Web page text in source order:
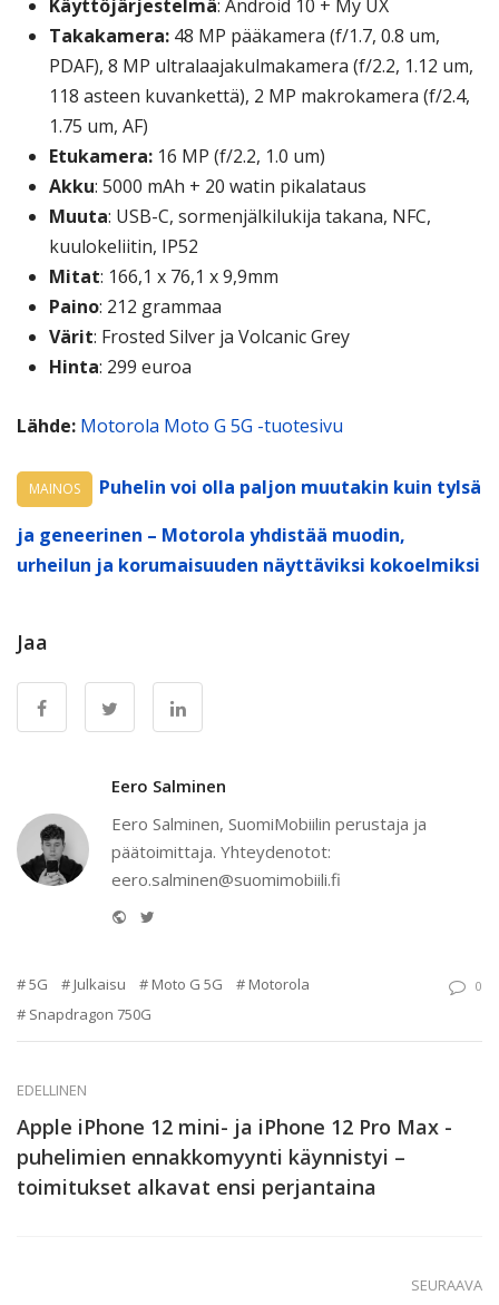
Käyttöjärjestelmä: Android 10 + My UX
Takakamera: 48 MP pääkamera (f/1.7, 0.8 um,
PDAF), 8 MP ultralaajakulmakamera (f/2.2, 1.12 um,
118 asteen kuvankettä), 2 MP makrokamera (f/2.4,
1.75 um, AF)
Etukamera:16 MP (f/2.2, 1.0 um)
Akku: 5000 mAh + 20 watin pikalataus
Muuta: USB-C, sormenjälkilukija takana, NFC,
kuulokeliitin, IP52
Mitat: 166,1 x 76,1 x 9,9mm
Paino: 212 grammaa
Värit: Frosted Silver ja Volcanic Grey
Hinta: 299 euroa
Lähde: Motorola Moto G 5G -tuotesivu
MAINOS
Puhelin voi olla paljon muutakin kuin tylsä
ja geneerinen – Motorola yhdistää muodin,
urheilun ja korumaisuuden näyttäviksi kokoelmiksi
Jaa
Eero Salminen
Eero Salminen, SuomiMobiilin perustaja ja
päätoimittaja. Yhteydenotot:
eero.salminen@suomimobiili.fi
Website
5G Julkaisu Moto G 5G
Motorola
Snapdragon 750G
0
EDELLINEN
Apple iPhone 12 mini- ja iPhone 12 Pro Max -
puhelimien ennakkomyynti käynnistyi –
toimitukset alkavat ensi perjantaina
SEURAAVA